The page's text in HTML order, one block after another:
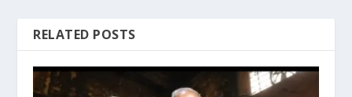
RELATED POSTS